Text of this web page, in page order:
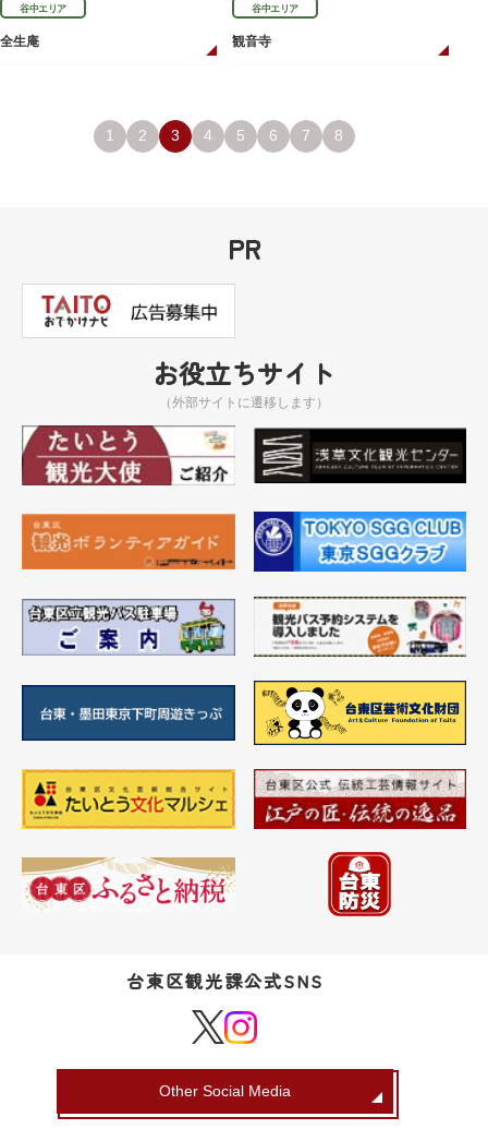
谷中エリア
全生庵
谷中エリア
観音寺
1 2 3 4 5 6 7 8
PR
お役立ちサイト
（外部サイトに遷移します）
台東区観光課公式SNS
Other Social Media